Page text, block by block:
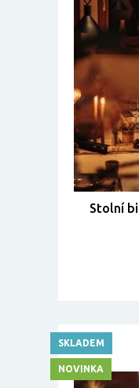
Stolní
SKLADEM
NOVINKA